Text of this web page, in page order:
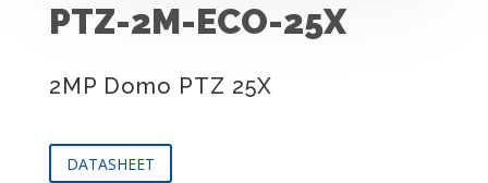
PTZ-2M-ECO-25X
2MP Domo PTZ 25X
DATASHEET